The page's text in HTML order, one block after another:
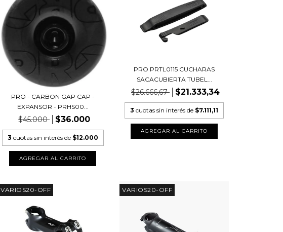
PRO - CARBON GAP CAP -
EXPANSOR - PRHS00...
$45.000 $36.000
3 cuotas sin interés de $12.000
PRO PRTL0115 CUCHARAS
SACACUBIERTA TUBEL...
$26.666,67 $21.333,34
3 cuotas sin interés de $7.111,11
VARIOS20-OFF VARIOS20-OFF